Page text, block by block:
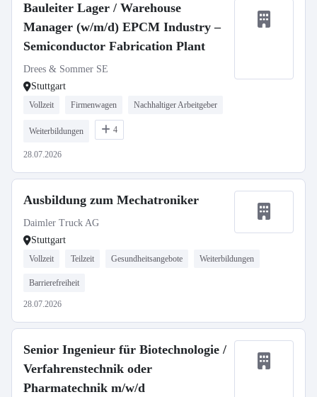
Bauleiter Lager / Warehouse
Manager (w/m/d) EPCM Industry –
Semiconductor Fabrication Plant
Drees & Sommer SE
Stuttgart
Vollzeit Firmenwagen Nachhaltiger Arbeitgeber
Weiterbildungen 4
28.07.2026
Ausbildung zum Mechatroniker
Daimler Truck AG
Stuttgart
Vollzeit Teilzeit Gesundheitsangebote Weiterbildungen
Barrierefreiheit
28.07.2026
Senior Ingenieur für Biotechnologie /
Verfahrenstechnik oder
Pharmatechnik m/w/d